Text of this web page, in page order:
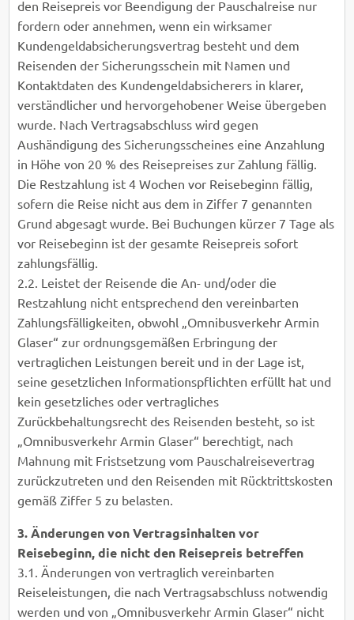
den Reisepreis vor Beendigung der Pauschalreise nur
fordern oder annehmen, wenn ein wirksamer
Kundengeldabsicherungsvertrag besteht und dem
Reisenden der Sicherungsschein mit Namen und
Kontaktdaten des Kundengeldabsicherers in klarer,
verständlicher und hervorgehobener Weise übergeben
wurde. Nach Vertragsabschluss wird gegen
Aushändigung des Sicherungsscheines eine Anzahlung
in Höhe von 20 % des Reisepreises zur Zahlung fällig.
Die Restzahlung ist 4 Wochen vor Reisebeginn fällig,
sofern die Reise nicht aus dem in Ziffer 7 genannten
Grund abgesagt wurde. Bei Buchungen kürzer 7 Tage als
vor Reisebeginn ist der gesamte Reisepreis sofort
zahlungsfällig.
2.2. Leistet der Reisende die An- und/oder die
Restzahlung nicht entsprechend den vereinbarten
Zahlungsfälligkeiten, obwohl „Omnibusverkehr Armin
Glaser“ zur ordnungsgemäßen Erbringung der
vertraglichen Leistungen bereit und in der Lage ist,
seine gesetzlichen Informationspflichten erfüllt hat und
kein gesetzliches oder vertragliches
Zurückbehaltungsrecht des Reisenden besteht, so ist
„Omnibusverkehr Armin Glaser“ berechtigt, nach
Mahnung mit Fristsetzung vom Pauschalreisevertrag
zurückzutreten und den Reisenden mit Rücktrittskosten
gemäß Ziffer 5 zu belasten.
3. Änderungen von Vertragsinhalten vor
Reisebeginn, die nicht den Reisepreis betreffen
3.1. Änderungen von vertraglich vereinbarten
Reiseleistungen, die nach Vertragsabschluss notwendig
werden und von „Omnibusverkehr Armin Glaser“ nicht